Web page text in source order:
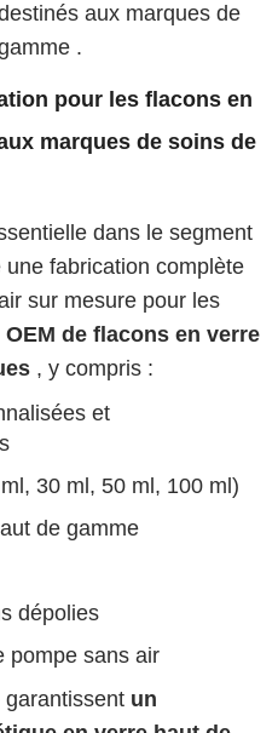
aux marques de
.
pour les flacons en
marques de soins de
dans le segment
fabrication complète
sur mesure pour les
de flacons en verre
, y compris :
et
30 ml, 50 ml, 100 ml)
de gamme
dépolies
pompe sans air
un